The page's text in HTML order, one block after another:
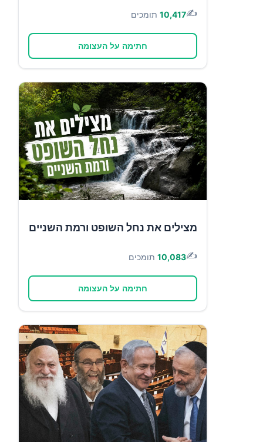
✍️
10,417 תומכים
חתימה על העצומה
מצילים את נחל השופט ורמת השניים
✍️
10,083 תומכים
חתימה על העצומה